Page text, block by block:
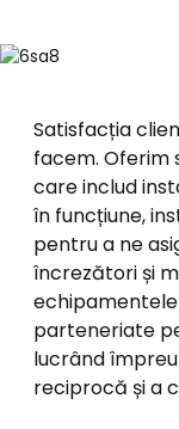
Satisfacția
facem. Oferim
care includ
în funcțiune,
pentru a ne
încrezători și
parteneriate
lucrând
reciprocă și a